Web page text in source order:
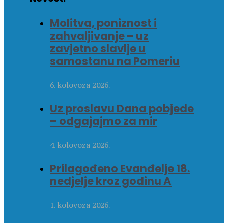
Molitva, poniznost i
zahvaljivanje – uz
zavjetno slavlje u
samostanu na Pomeriu
6. kolovoza 2026.
Uz proslavu Dana pobjede
– odgajajmo za mir
4. kolovoza 2026.
Prilagođeno Evanđelje 18.
nedjelje kroz godinu A
1. kolovoza 2026.